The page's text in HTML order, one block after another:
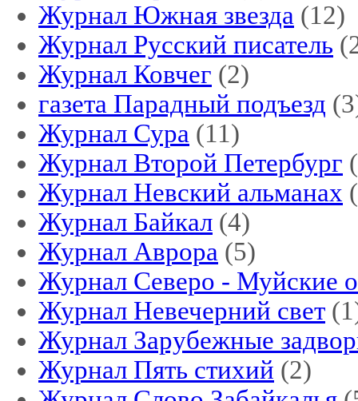
Журнал Южная звезда (12)
Журнал Русский писатель
Журнал Ковчег (2)
газета Парадный подъезд
Журнал Сура (11)
Журнал Второй Петербург
Журнал Невский альманах
Журнал Байкал (4)
Журнал Аврора (5)
Журнал Северо - Муйские
Журнал Невечерний свет
Журнал Зарубежные
Журнал Пять стихий (2)